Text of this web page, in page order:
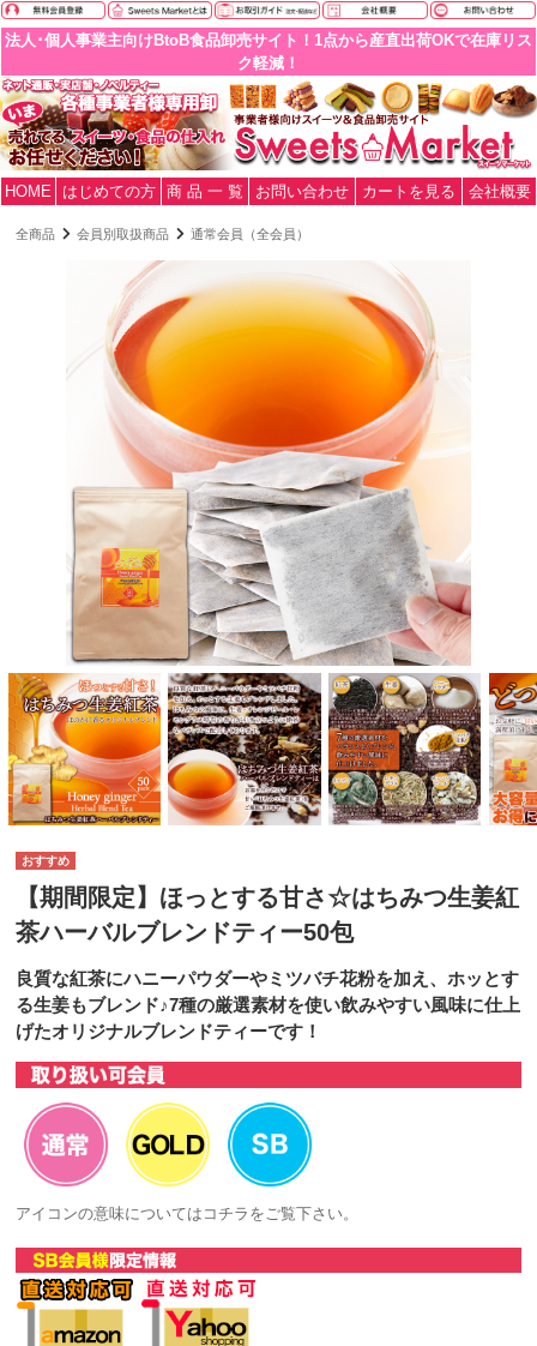
法人･個人事業主向けBtoB食品卸売サイト！1点から産直出荷OKで在庫リス
ク軽減！
HOME はじめての方 商 品 一 覧 お問い合わせ カートを見る 会社概要
全商品 会員別取扱商品 通常会員（全会員）
【期間限定】ほっとする甘さ☆はちみつ生姜紅
茶ハーバルブレンドティー50包
良質な紅茶にハニーパウダーやミツバチ花粉を加え、ホッとす
る生姜もブレンド♪7種の厳選素材を使い飲みやすい風味に仕上
げたオリジナルブレンドティーです！
アイコンの意味については コチラ をご覧下さい。